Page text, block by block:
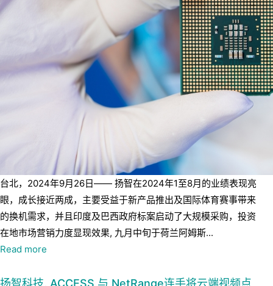
台北，2024年9月26日—— 扬智在2024年1至8月的业绩表现亮
眼，成长接近两成，主要受益于新产品推出及国际体育赛事带来
的换机需求，并且印度及巴西政府标案启动了大规模采购，投资
在地市场营销力度显现效果, 九月中旬于荷兰阿姆斯...
Read more
扬智科技, ACCESS 与 NetRange连手将云端视频点